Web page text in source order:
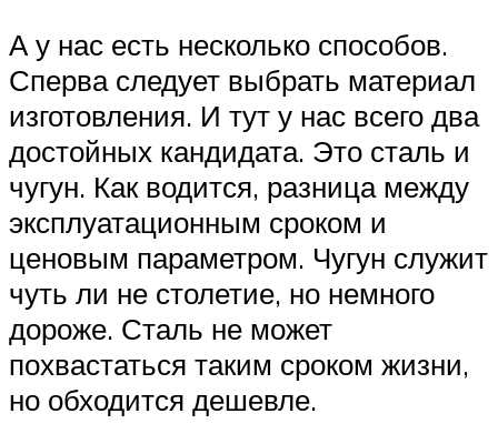
А у нас есть несколько способов.
Сперва следует выбрать материал
изготовления. И тут у нас всего два
достойных кандидата. Это сталь и
чугун. Как водится, разница между
эксплуатационным сроком и
ценовым параметром. Чугун служит
чуть ли не столетие, но немного
дороже. Сталь не может
похвастаться таким сроком жизни,
но обходится дешевле.